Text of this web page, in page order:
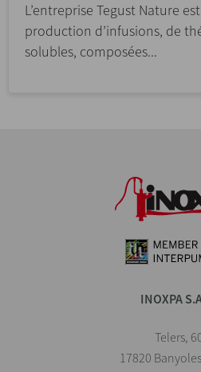
L’entreprise Tegust Nature
production d’infusions, de
solubles, composées...
INOXPA
Telers,
17820